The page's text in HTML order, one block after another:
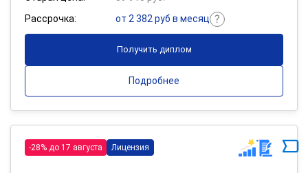
Рассрочка:
от 2 382 руб в месяц
Получить диплом
Подробнее
-28% до 17 августа Лицензия